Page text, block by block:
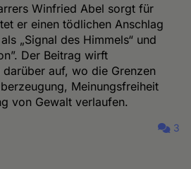
Winfried Abel sorgt für
er einen tödlichen Anschlag
„Signal des Himmels“ und
Der Beitrag wirft
auf, wo die Grenzen
Meinungsfreiheit
von Gewalt verlaufen.
3